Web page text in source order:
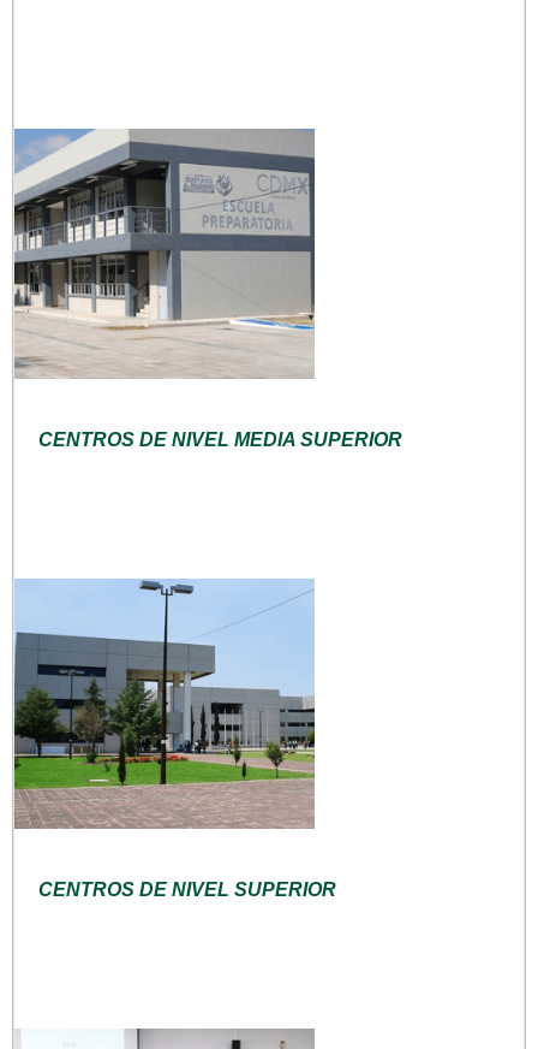
CENTROS DE NIVEL MEDIA SUPERIOR
CENTROS DE NIVEL SUPERIOR